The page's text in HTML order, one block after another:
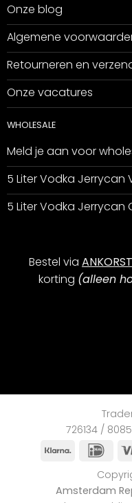
Onze blog
Algemene
Retourneren en
Onze vacatures
WHOLESALE
Meld je aan voor
5 Liter Vodka Jerrycan
5 Liter Vodka Jerrycan
Bestel via
korting (alleen
726134 /
Klarna
Amsterdam